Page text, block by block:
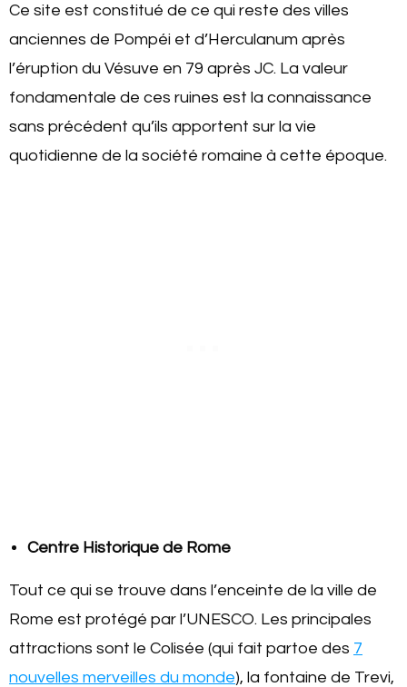
Ce site est constitué de ce qui reste des villes
anciennes de Pompéi et d’Herculanum après
l’éruption du Vésuve en 79 après JC. La valeur
fondamentale de ces ruines est la connaissance
sans précédent qu’ils apportent sur la vie
quotidienne de la société romaine à cette époque.
Centre Historique de Rome
Tout ce qui se trouve dans l’enceinte de la ville de
Rome est protégé par l’UNESCO. Les principales
attractions sont le Colisée (qui fait partoe des 7
nouvelles merveilles du monde), la fontaine de Trevi,